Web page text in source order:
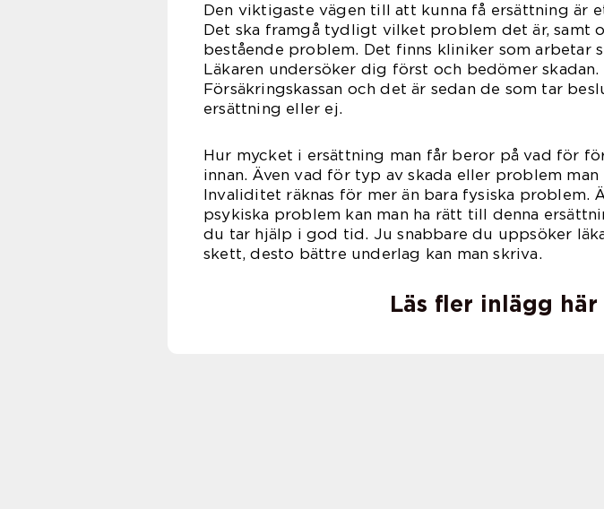
Den viktigaste vägen till att kunna få ersättning är
Det ska framgå tydligt vilket problem det är, samt
bestående problem. Det finns kliniker som arbetar
Läkaren undersöker dig först och bedömer
Försäkringskassan och det är sedan de som tar
ersättning
Hur mycket i ersättning man får beror på vad för
innan. Även vad för typ av skada eller problem man
Invaliditet räknas för mer än bara fysiska problem.
psykiska problem kan man ha rätt till denna
du tar hjälp i god tid. Ju snabbare du uppsöker
skett, desto bättre underlag kan man skriva.
Läs fler inlägg här